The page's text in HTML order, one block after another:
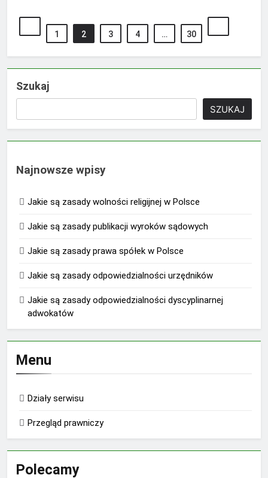
1 2 3 4 … 30
Szukaj
SZUKAJ
Najnowsze wpisy
Jakie są zasady wolności religijnej w Polsce
Jakie są zasady publikacji wyroków sądowych
Jakie są zasady prawa spółek w Polsce
Jakie są zasady odpowiedzialności urzędników
Jakie są zasady odpowiedzialności dyscyplinarnej
adwokatów
Menu
Działy serwisu
Przegląd prawniczy
Polecamy